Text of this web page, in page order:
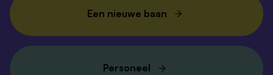
Een nieuwe baan
Personeel